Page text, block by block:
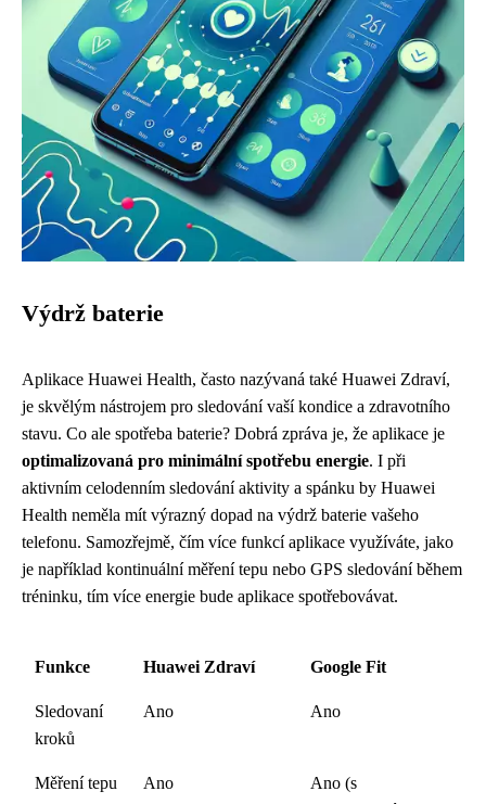
Výdrž baterie
Aplikace Huawei Health, často nazývaná také Huawei Zdraví,
je skvělým nástrojem pro sledování vaší kondice a zdravotního
stavu. Co ale spotřeba baterie? Dobrá zpráva je, že aplikace je
optimalizovaná pro minimální spotřebu energie. I při
aktivním celodenním sledování aktivity a spánku by Huawei
Health neměla mít výrazný dopad na výdrž baterie vašeho
telefonu. Samozřejmě, čím více funkcí aplikace využíváte, jako
je například kontinuální měření tepu nebo GPS sledování během
tréninku, tím více energie bude aplikace spotřebovávat.
Funkce Huawei Zdraví Google Fit
Sledovaní
kroků
Ano Ano
Měření tepu
Ano
Ano (s